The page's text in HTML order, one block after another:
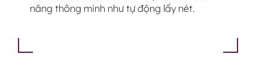
năng thông minh như tự động lấy nét.